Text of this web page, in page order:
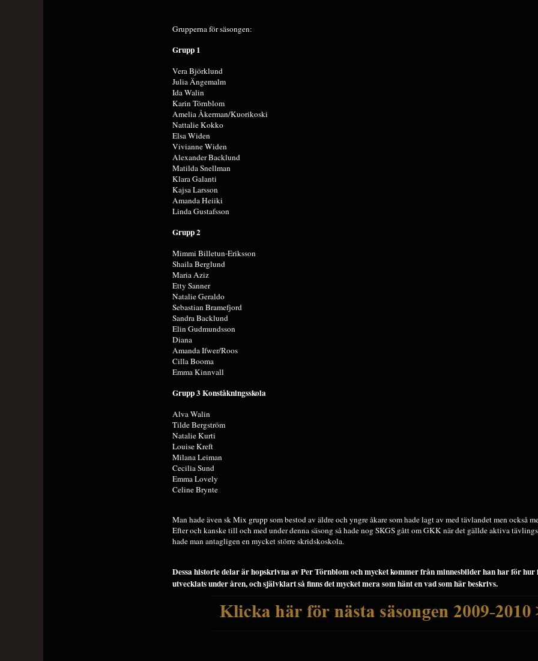
Grupperna för säsongen:
Grupp 1
Vera Björklund
Julia Ängemalm
Ida Walin
Karin Törnblom
Amelia Åkerman/Kuorikoski
Nattalie Kokko
Elsa Widen
Vivianne Widen
Alexander Backlund
Matilda Snellman
Klara Galanti
Kajsa Larsson
Amanda Heiiki
Linda Gustafsson
Grupp 2
Mimmi Billetun-Eriksson
Shaila Berglund
Maria Aziz
Etty Sanner
Natalie Geraldo
Sebastian Bramefjord
Sandra Backlund
Elin Gudmundsson
Diana
Amanda Ifwer/Roos
Cilla Booma
Emma Kinnvall
Grupp 3 Konståkningsskola
Alva Walin
Tilde Bergström
Natalie Kurti
Louise Kreft
Milana Leiman
Cecilia Sund
Emma Lovely
Celine Brynte
Man hade även sk Mix grupp som bestod av äldre och yngre åkare som hade lagt av med tävlandet men också
Efter och kanske till och med under denna säsong så hade nog SKGS gått om GKK när det gällde aktiva
hade man antagligen en mycket större skridskoskola.
Dessa historie delar är hopskrivna av Per Törnblom och mycket kommer från minnesbilder han har för hur
utvecklats under åren, och självklart så finns det mycket mera som hänt en vad som här beskrivs.